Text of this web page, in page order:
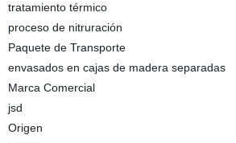
tratamiento térmico
proceso de nitruración
Paquete de Transporte
envasados en cajas de madera separadas
Marca Comercial
jsd
Origen